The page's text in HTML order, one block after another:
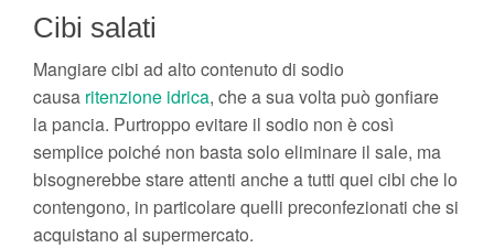
Cibi salati
Mangiare cibi ad alto contenuto di sodio
causa ritenzione idrica, che a sua volta può gonfiare
la pancia. Purtroppo evitare il sodio non è così
semplice poiché non basta solo eliminare il sale, ma
bisognerebbe stare attenti anche a tutti quei cibi che lo
contengono, in particolare quelli preconfezionati che si
acquistano al supermercato.